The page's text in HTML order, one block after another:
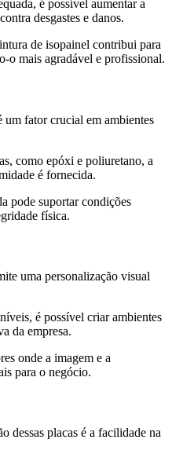
é possível aumentar a
desgastes e danos.
de isopainel contribui para
o mais agradável e profissional.
um fator crucial em ambientes
como epóxi e poliuretano, a
é fornecida.
pode suportar condições
física.
uma personalização visual
é possível criar ambientes
da empresa.
onde a imagem e a
para o negócio.
dessas placas é a facilidade na